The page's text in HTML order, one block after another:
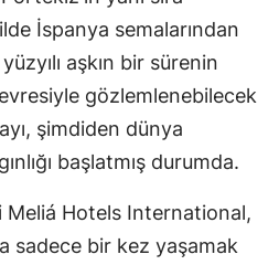
Gaziantep
Giresun
Hatay
İspanya semalarından
aşkın bir sürenin
gözlemlenebilecek
şimdiden dünya
başlatmış durumda.
Hotels International,
sadece bir kez yaşamak